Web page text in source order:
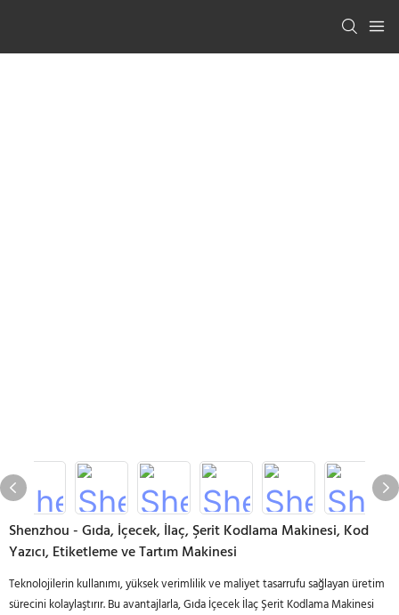
Shenzhou - Gıda, İçecek, İlaç, Şerit Kodlama Makinesi, Kod
Yazıcı, Etiketleme ve Tartım Makinesi
Teknolojilerin kullanımı, yüksek verimlilik ve maliyet tasarrufu sağlayan üretim
sürecini kolaylaştırır. Bu avantajlarla, Gıda İçecek İlaç Şerit Kodlama Makinesi